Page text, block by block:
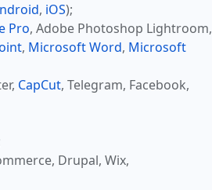
, iOS);
Pro, Adobe Photoshop Lightroom,
, Microsoft Word, Microsoft
CapCut, Telegram, Facebook,
Drupal, Wix,